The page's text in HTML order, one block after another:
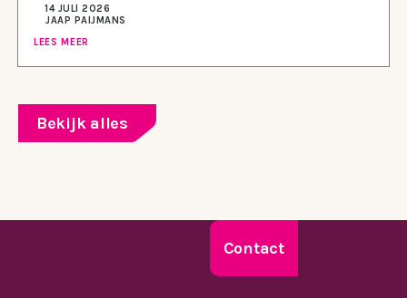
14 JULI 2026
JAAP PAIJMANS
LEES MEER
Bekijk alles
Contact